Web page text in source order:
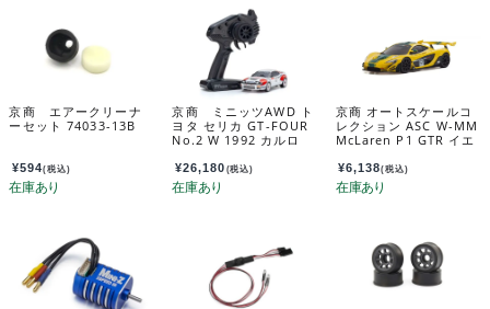
京商 エアークリーナ
ーセット 74033-13B
¥594(税込)
京商 ミニッツAWD ト
ヨタ セリカ GT-FOUR
No.2 W 1992 カルロ
¥26,180 (税込)
京商 オートスケールコ
レクション ASC W-MM
McLaren P1 GTR イエ
YG
¥6,138(税込)